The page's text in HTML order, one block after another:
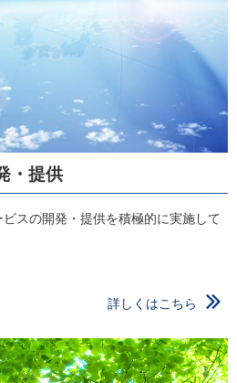
・提供
スの開発・提供を積極的に実施して
詳しくはこちら